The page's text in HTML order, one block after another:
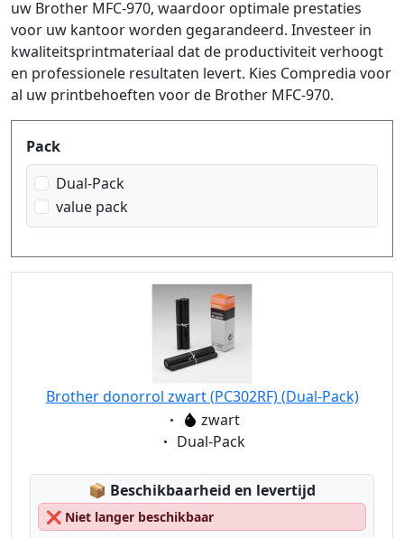
uw Brother MFC-970, waardoor optimale prestaties
voor uw kantoor worden gegarandeerd. Investeer in
kwaliteitsprintmateriaal dat de productiviteit verhoogt
en professionele resultaten levert. Kies Compredia voor
al uw printbehoeften voor de Brother MFC-970.
Produktfilter
Pack
Dual-Pack
value pack
Brother donorrol zwart (PC302RF) (Dual-Pack)
Eigenschaft:
zwart
Eigenschaft:
Dual-Pack
📦 Lagerstatus:
Beschikbaarheid en levertijd
❌ Niet langer beschikbaar